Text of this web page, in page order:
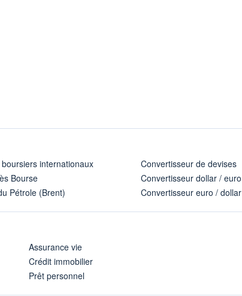
internationaux
Bourse
Pétrole (Brent)
Convertisseur de devises
Convertisseur dollar / euro
Convertisseur euro / dollar
Assurance vie
Crédit immobilier
Prêt personnel